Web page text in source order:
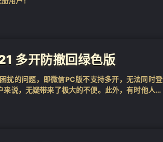
多开防撤回绿色版
扰的问题，即微信PC版不支持多开，无法同时登
说，无疑带来了极大的不便。此外，有时他人撤